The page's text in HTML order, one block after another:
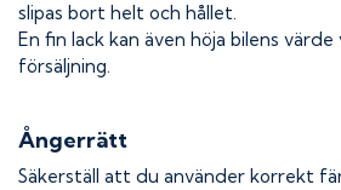
slipas bort helt och hållet.
En fin lack kan även höja bilens värde
försäljning.
Ångerrätt
Säkerställ att du använder korrekt